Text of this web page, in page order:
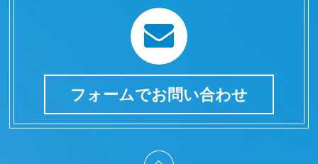
フォームでお問い合わせ